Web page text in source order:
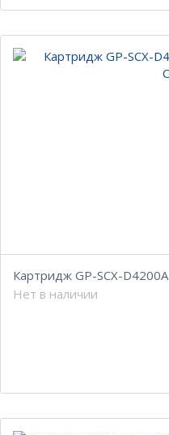
Картридж GP-SCX-D4200A
Нет в наличии